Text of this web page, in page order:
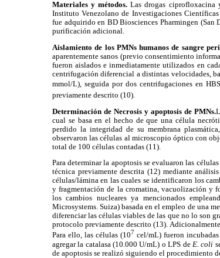
Materiales y métodos.Las drogas ciprofloxacina
Instituto Venezolano de Investigaciones
fue adquirido en BD Biosciences Pharmingen (San
purificación adicional.
Aislamiento de los PMNs humanos de sangre
aparentemente sanos (previo consentimiento
fueron aislados e inmediatamente utilizados en
centrifugación diferencial a distintas velocidades,
mmol/L), seguida por dos centrifugaciones en
previamente descrito (10).
Determinación de Necrosis y apoptosis de PMNs.
cual se basa en el hecho de que una célula
perdido la integridad de su membrana
observaron las células al microscopio óptico con
total de 100 células contadas (11).
Para determinar la apoptosis se evaluaron las
técnica previamente descrita (12) mediante
células/lámina en las cuales se identificaron los
y fragmentación de la cromatina, vacuolización y
los cambios nucleares ya mencionados
Microsystems. Suiza) basada en el empleo de una
diferenciar las células viables de las que no lo son
protocolo previamente descrito (13).
Para ello, las células (107 cel/mL) fueron
agregar la catalasa (10.000 U/mL) o LPS de E. coli
de apoptosis se realizó siguiendo el procedimiento